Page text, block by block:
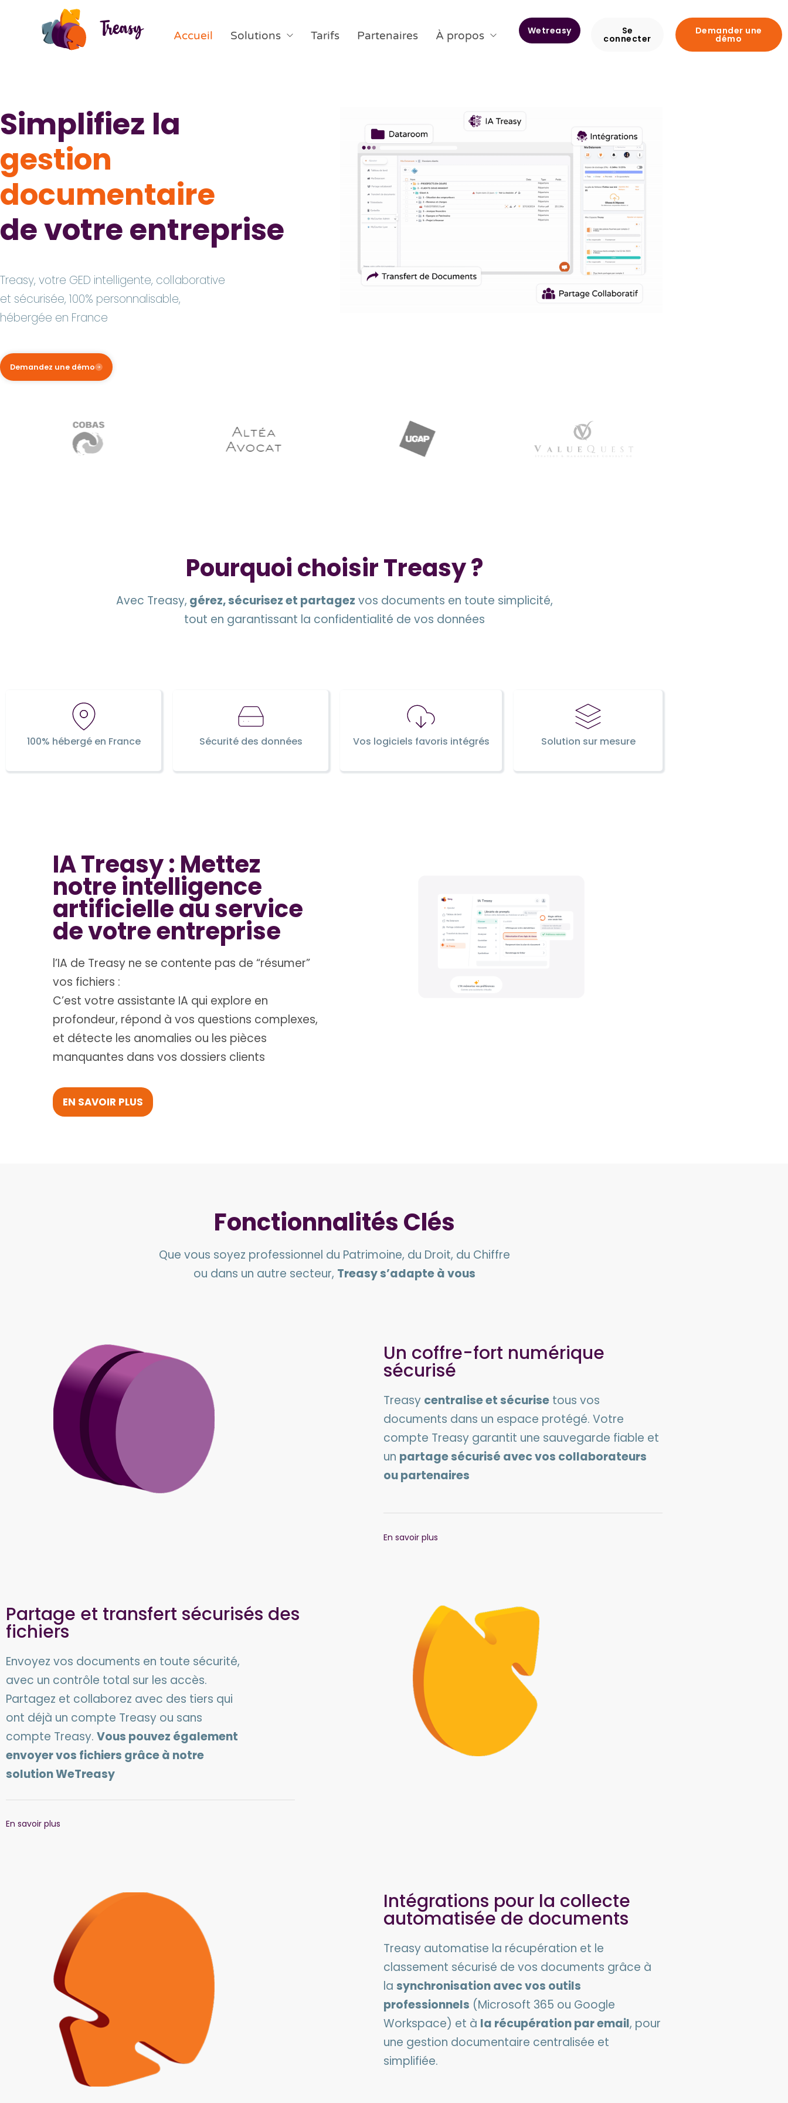
Accueil Solutions Tarifs Partenaires À propos Wetreasy Se
connecter
Demander une
démo
Simplifiez la
gestion
documentaire
de votre entreprise
Treasy, votre GED intelligente, collaborative
et sécurisée, 100% personnalisable,
hébergée en France
Demandez une démo
Pourquoi choisir Treasy ?
Avec Treasy, gérez, sécurisez et partagez vos documents en toute simplicité,
tout en garantissant la confidentialité de vos données
100% hébergé en France Sécurité des données Vos logiciels favoris intégrés Solution sur mesure
IA Treasy : Mettez
notre intelligence
artificielle au service
de votre entreprise
l’IA de Treasy ne se contente pas de “résumer”
vos fichiers :
C’est votre assistante IA qui explore en
profondeur, répond à vos questions complexes,
et détecte les anomalies ou les pièces
manquantes dans vos dossiers clients
EN SAVOIR PLUS
Fonctionnalités Clés
Que vous soyez professionnel du Patrimoine, du Droit, du Chiffre
ou dans un autre secteur, Treasy s’adapte à vous
Un coffre-fort numérique
sécurisé
Treasy centralise et sécurise tous vos
documents dans un espace protégé. Votre
compte Treasy garantit une sauvegarde fiable et
un partage sécurisé avec vos collaborateurs
ou partenaires
En savoir plus
Partage et transfert sécurisés des
fichiers
Envoyez vos documents en toute sécurité,
avec un contrôle total sur les accès.
Partagez et collaborez avec des tiers qui
ont déjà un compte Treasy ou sans
compte Treasy. Vous pouvez également
envoyer vos fichiers grâce à notre
solution WeTreasy
En savoir plus
Intégrations pour la collecte
automatisée de documents
Treasy automatise la récupération et le
classement sécurisé de vos documents grâce à
lasynchronisation avec vos outils
professionnels (Microsoft 365 ou Google
Workspace) et à la récupération par email, pour
une gestion documentaire centralisée et
simplifiée.